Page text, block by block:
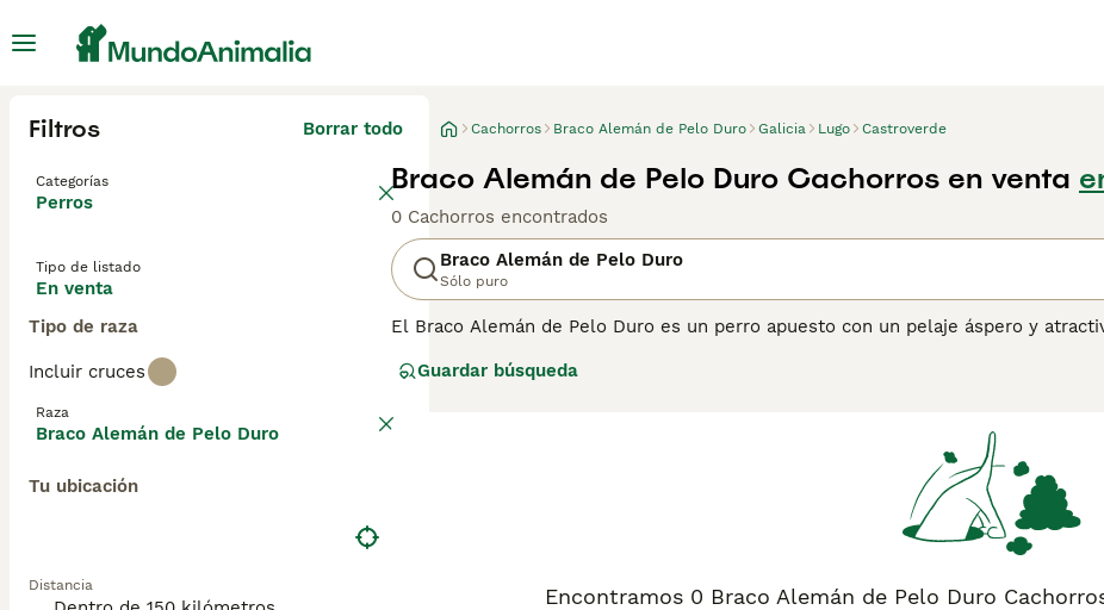
Filtros Borrar todo
Categorías
Perros
Tipo de listado
En venta
Tipo de raza
Incluir cruces
Raza
Braco Alemán de Pelo Duro
Tu ubicación
Distancia
Cachorros Braco Alemán de Pelo Duro Galicia Lugo Castroverde
Braco Alemán de Pelo Duro Cachorros en venta
0 Cachorros encontrados
Braco Alemán de Pelo Duro
Sólo puro
El Braco Alemán de Pelo Duro es un perro apuesto con un pelaje áspero y
apariencia, sino también por sus habilidades para el trabajo y la caza, ya que
Lee nuestra
Guardar búsqueda
Encontramos 0 Braco Alemán de Pelo Duro